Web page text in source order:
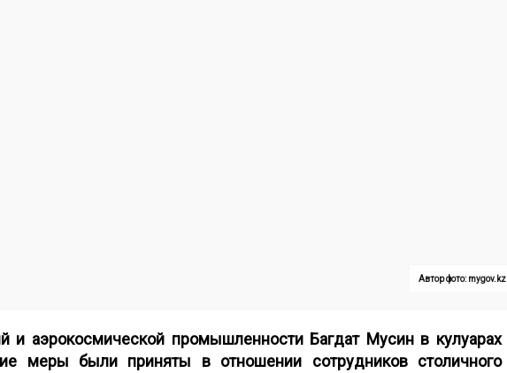
Автор фото: mygov.kz
и аэрокосмической промышленности Багдат Мусин в кулуарах
меры были приняты в отношении сотрудников столичного